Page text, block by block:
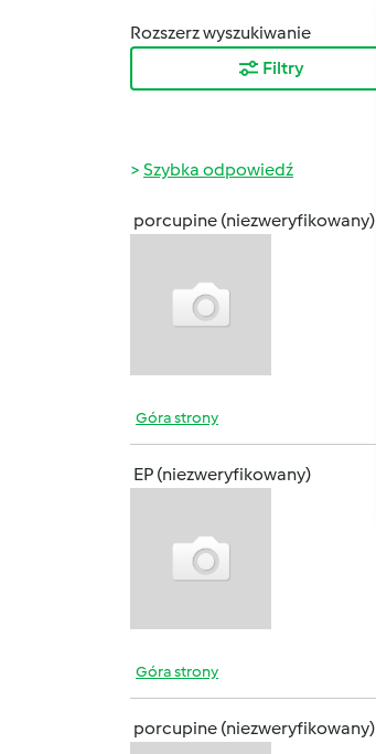
Rozszerz wyszukiwanie
Filtry
Szybka odpowiedź
porcupine (niezweryfikowany)
Góra strony
EP (niezweryfikowany)
Góra strony
porcupine (niezweryfikowany)